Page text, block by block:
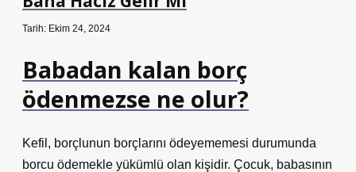
Tarih: Ekim 24, 2024
Babadan kalan borç
ödenmezse ne olur?
Kefil, borçlunun borçlarını ödeyememesi durumunda
borcu ödemekle yükümlü olan kişidir. Çocuk, babasının